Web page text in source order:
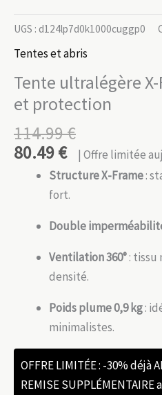
UGS : d124lp7d0k1000cuggp0
Tentes et abris
Tente ultralégère
et protection
114.99€
80.49€
| Offre limitée
Structure X-Frame:
fort.
Double
Ventilation 360°: tissu
densité.
Poids plume 0,9 kg:
minimalistes.
OFFRE LIMITÉE : -30% déjà
REMISE SUPPLÉMENTAIRE